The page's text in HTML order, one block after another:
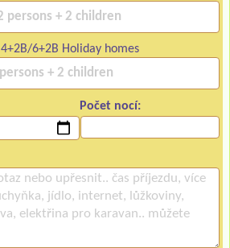
4+2B/6+2B Holiday homes
Počet nocí: